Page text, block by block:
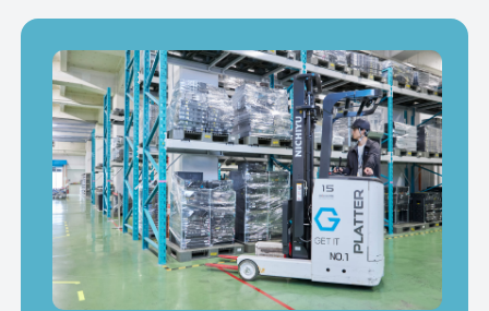
Nutanix
Lenovo
Nutanix
HCI
Lenovo
Nutanix
HCI
Lenovo
Nutanix
HCI
Lenovo
Nutanix
HCI
Lenovo
Nutanix
HCI Lenovo